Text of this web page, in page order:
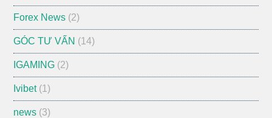
Forex News (2)
GÓC TƯ VẤN (14)
IGAMING (2)
Ivibet(1)
news (3)